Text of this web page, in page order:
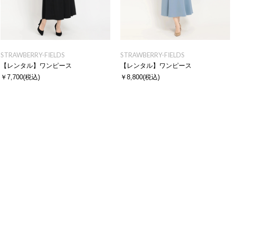
STRAWBERRY-FIELDS
【レンタル】ワンピース
￥7,700(税込)
STRAWBERRY-FIELDS
【レンタル】ワンピース
￥8,800(税込)